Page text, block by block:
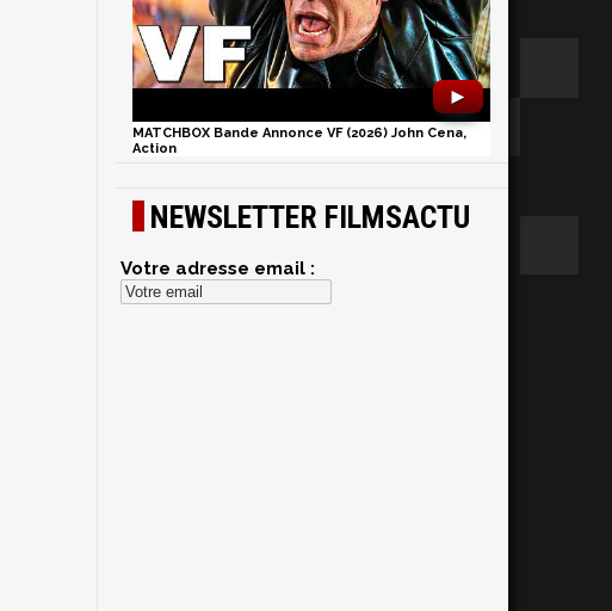
►
MATCHBOX Bande Annonce VF (2026) John Cena,
Action
NEWSLETTER FILMSACTU
Votre adresse email :